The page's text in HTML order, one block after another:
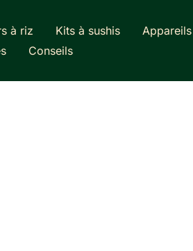
à riz Kits à sushis
Conseils